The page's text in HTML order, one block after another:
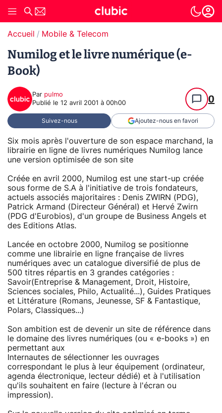
Accueil Mobile & Telecom
Numilog et le livre numérique (e-
Book)
Par pulmo
Publié le 12 avril 2001 à 00h00 0
Suivez-nous Ajoutez-nous en favori
Six mois après l'ouverture de son espace marchand, la
librairie en ligne de livres numériques Numilog lance
une version optimisée de son site
Créée en avril 2000, Numilog est une start-up créée
sous forme de S.A à l'initiative de trois fondateurs,
actuels associés majoritaires : Denis ZWIRN (PDG),
Patrick Armand (Directeur Général) et Hervé Zwirn
(PDG d'Eurobios), d'un groupe de Business Angels et
des Editions Atlas.
Lancée en octobre 2000, Numilog se positionne
comme une librairie en ligne française de livres
numériques avec un catalogue diversifié de plus de
500 titres répartis en 3 grandes catégories :
Savoir(Entreprise & Management, Droit, Histoire,
Sciences sociales, Philo, Actualité...), Guides Pratiques
et Littérature (Romans, Jeunesse, SF & Fantastique,
Polars, Classiques...)
Son ambition est de devenir un site de référence dans
le domaine des livres numériques (ou « e-books ») en
permettant aux
Internautes de sélectionner les ouvrages
correspondant le plus à leur équipement (ordinateur,
agenda électronique, lecteur dédié) et à l'utilisation
qu'ils souhaitent en faire (lecture à l'écran ou
impression).